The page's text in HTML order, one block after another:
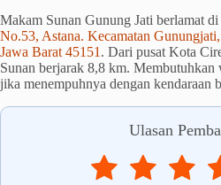
Makam Sunan Gunung Jati berlamat di
No.53, Astana. Kecamatan
Jawa Barat 45151 . Dari pusat Kota
Sunan berjarak 8,8 km. Membutuhkan
jika menempuhnya dengan kendaraan
Ulasan